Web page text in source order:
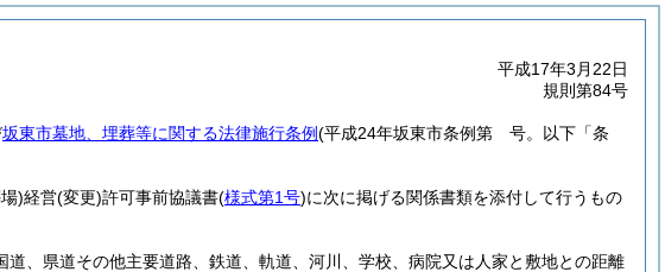
平成17年3月22日
規則第84号
坂東市墓地、埋葬等に関する法律施行条例(平成24年坂東市条例第 号。以下「条
)経営(変更)許可事前協議書(様式第1号)に次に掲げる関係書類を添付して行うもの
、県道その他主要道路、鉄道、軌道、河川、学校、病院又は人家と敷地との距離